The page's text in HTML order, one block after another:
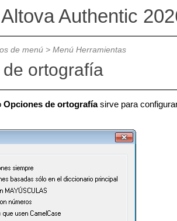
Altova Authentic
de menú> Menú Herramientas
ortografía
Opciones de ortografíasirve para